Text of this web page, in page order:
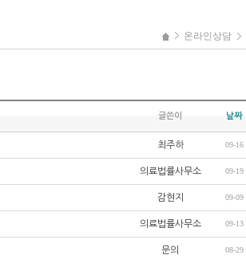
온라인상담
글쓴이 날짜
최주하 09-16
의료법률사무소 09-19
감현지 09-09
의료법률사무소 09-13
문의 08-29